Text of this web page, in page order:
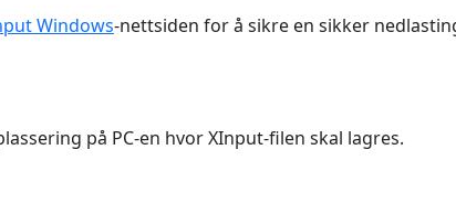
Windows-nettsiden for å sikre en sikker
på PC-en hvor XInput-filen skal lagres.